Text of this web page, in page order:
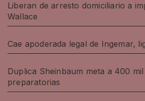
Liberan de arresto domiciliario a
Wallace
Cae apoderada legal de Ingemar,
Duplica Sheinbaum meta a 400
preparatorias